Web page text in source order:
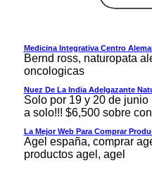
Medicina Integrativa Centro
Bernd ross, naturopata
oncologicas
Nuez De La India Adelgazante
Solo por 19 y 20 de
a solo!!! $6,500 sobre
La Mejor Web Para Comprar
Agel españa, comprar
productos agel, agel